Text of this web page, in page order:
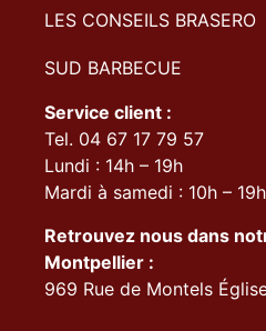
LES CONSEILS BRASERO
SUD BARBECUE
Service client :
Tel. 04 67 17 79 57
Lundi : 14h – 19h
Mardi à samedi : 10h – 19h
Retrouvez nous dans
Montpellier :
969 Rue de Montels